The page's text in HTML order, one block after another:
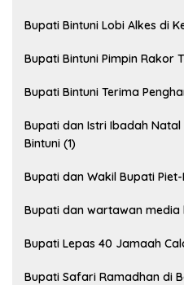
Bupati Bintuni Lobi Alkes di
Bupati Bintuni Pimpin Rakor
Bupati Bintuni Terima
Bupati dan Istri Ibadah Natal
Bintuni (1)
Bupati dan Wakil Bupati
Bupati dan wartawan media
Bupati Lepas 40 Jamaah
Bupati Safari Ramadhan di